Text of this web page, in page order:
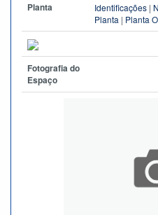
Planta
Identificações |
Planta | Planta
Fotografia do
Espaço